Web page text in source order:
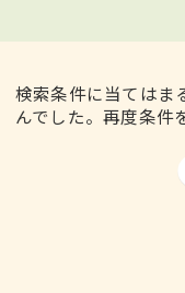
検索条件に当てはま
んでした。再度条件